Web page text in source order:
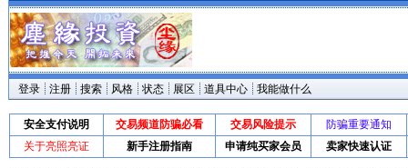
登录 注册 搜索 风格 状态 展区 道具中心 我能做什么
安全支付说明 交易频道防骗必看 交易风险提示
防骗重要通知
关于亮照亮证
新手注册指南 申请纯买家会员 卖家快速认证